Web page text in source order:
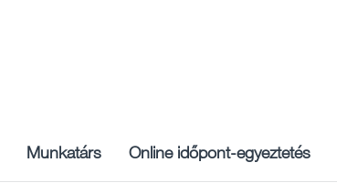
Munkatárs Online időpont-egyeztetés